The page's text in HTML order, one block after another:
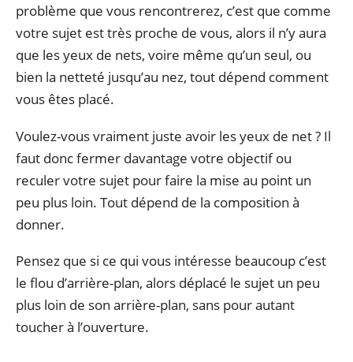
problème que vous rencontrerez, c’est que comme
votre sujet est très proche de vous, alors il n’y aura
que les yeux de nets, voire même qu’un seul, ou
bien la netteté jusqu’au nez, tout dépend comment
vous êtes placé.
Voulez-vous vraiment juste avoir les yeux de net ? Il
faut donc fermer davantage votre objectif ou
reculer votre sujet pour faire la mise au point un
peu plus loin. Tout dépend de la composition à
donner.
Pensez que si ce qui vous intéresse beaucoup c’est
le flou d’arrière-plan, alors déplacé le sujet un peu
plus loin de son arrière-plan, sans pour autant
toucher à l’ouverture.